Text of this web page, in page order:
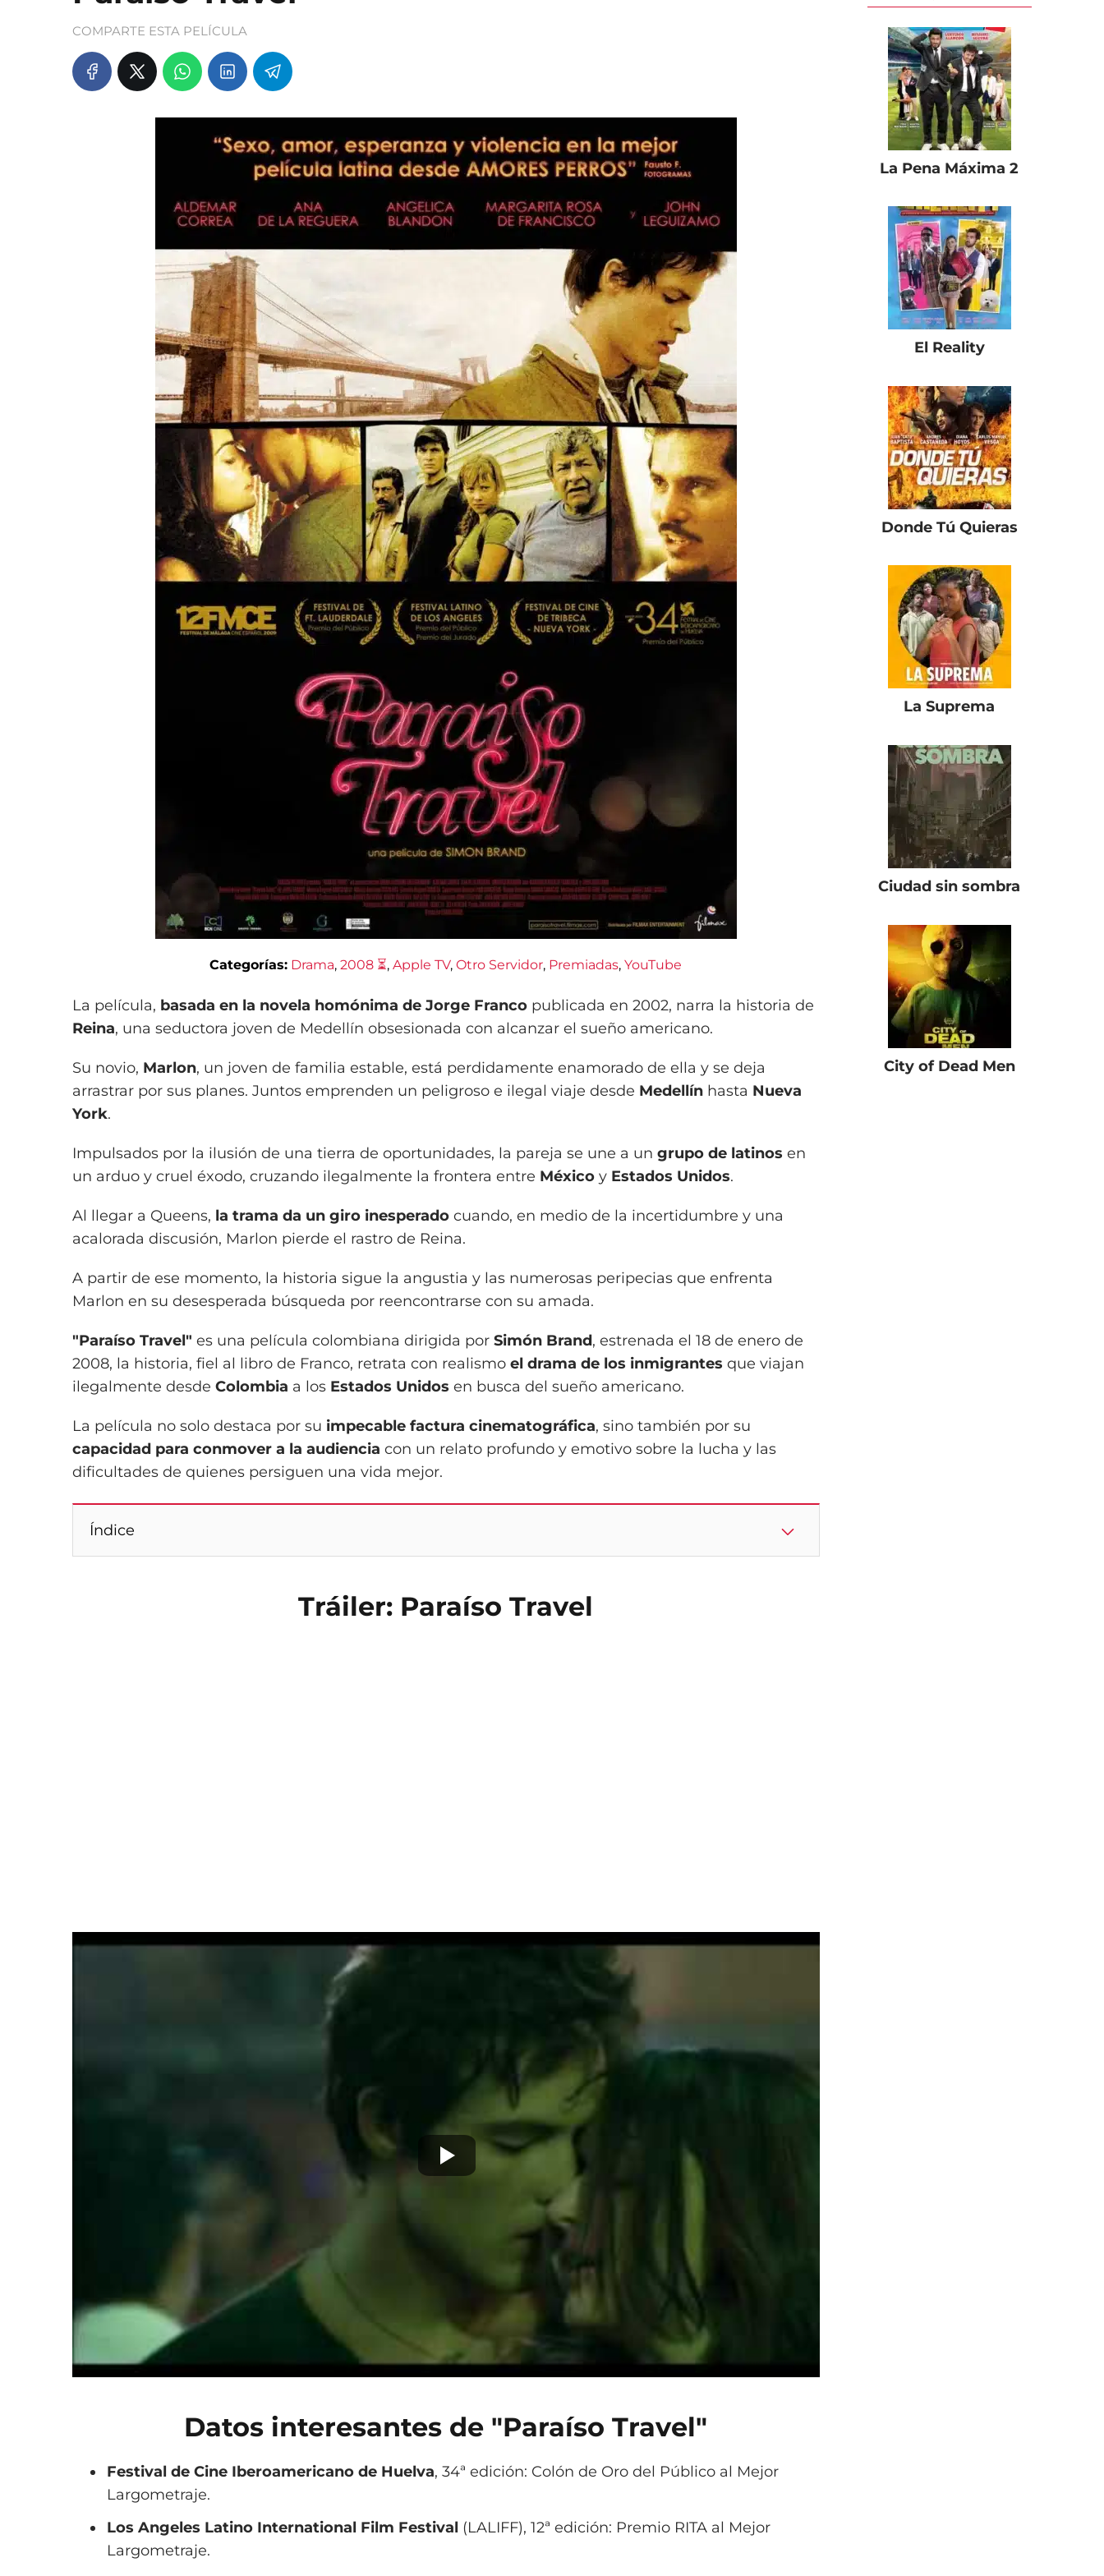
COMPARTE ESTA PELÍCULA
Categorías: Drama, 2008 ⏳, Apple TV, Otro Servidor, Premiadas, YouTube
La película, basada en la novela homónima de Jorge Franco publicada en 2002, narra la historia de
Reina, una seductora joven de Medellín obsesionada con alcanzar el sueño americano.
Su novio, Marlon, un joven de familia estable, está perdidamente enamorado de ella y se deja
arrastrar por sus planes. Juntos emprenden un peligroso e ilegal viaje desde Medellín hasta Nueva
York.
Impulsados por la ilusión de una tierra de oportunidades, la pareja se une a un grupo de latinos en
un arduo y cruel éxodo, cruzando ilegalmente la frontera entre México y Estados Unidos.
Al llegar a Queens, la trama da un giro inesperado cuando, en medio de la incertidumbre y una
acalorada discusión, Marlon pierde el rastro de Reina.
A partir de ese momento, la historia sigue la angustia y las numerosas peripecias que enfrenta
Marlon en su desesperada búsqueda por reencontrarse con su amada.
"Paraíso Travel" es una película colombiana dirigida por Simón Brand, estrenada el 18 de enero de
2008, la historia, fiel al libro de Franco, retrata con realismo el drama de los inmigrantes que viajan
ilegalmente desde Colombia a los Estados Unidos en busca del sueño americano.
La película no solo destaca por su impecable factura cinematográfica, sino también por su
capacidad para conmover a la audiencia con un relato profundo y emotivo sobre la lucha y las
dificultades de quienes persiguen una vida mejor.
Índice
Tráiler: Paraíso Travel
Datos interesantes de "Paraíso Travel"
Festival de Cine Iberoamericano de Huelva, 34ª edición: Colón de Oro del Público al Mejor
Largometraje.
Los Angeles Latino International Film Festival (LALIFF), 12ª edición: Premio RITA al Mejor
Largometraje.
La Pena Máxima 2
El Reality
Donde Tú Quieras
La Suprema
Ciudad sin sombra
City of Dead Men